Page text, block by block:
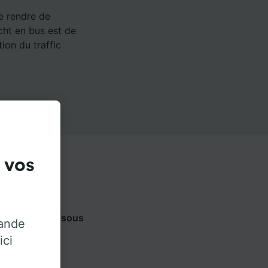
rendre de
en bus est de
du traffic
ci-dessous